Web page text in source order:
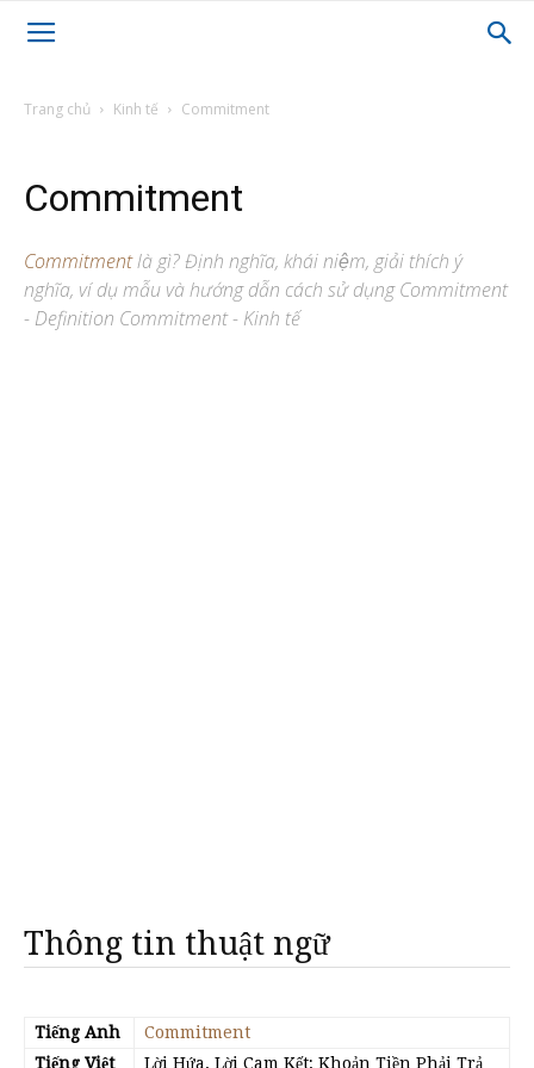
Trang chủ Kinh tế Commitment
Commitment
Commitmentlà gì? Định nghĩa, khái niệm, giải thích ý
nghĩa, ví dụ mẫu và hướng dẫn cách sử dụng Commitment
- Definition Commitment - Kinh tế
Thông tin thuật ngữ
Tiếng Anh
Commitment
Tiếng Việt
Lời Hứa, Lời Cam Kết; Khoản Tiền Phải Trả